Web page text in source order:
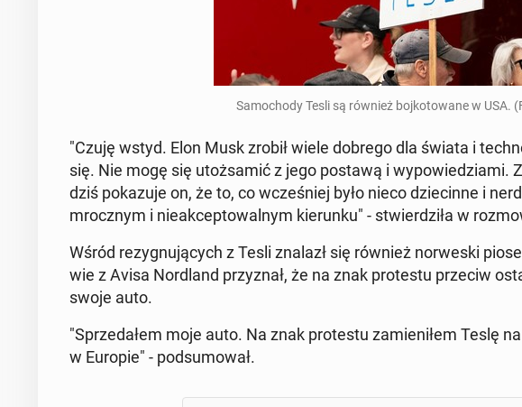
Sa­mo­cho­dy Tesli są również boj­ko­to­wa­ne w USA.
"Czuję wstyd. Elon Musk zrobił wiele dobrego dla świata i
się. Nie mogę się utoż­sa­mić z jego postawą i wy­po­wie­dzia­mi.
dziś po­ka­zu­je on, że to, co wcze­śniej było nieco dzie­cin­ne i
mrocz­nym i nie­ak­cep­to­wal­nym kie­run­ku" - stwier­dzi­ła w
Wśród re­zy­gnu­ją­cych z Tesli znalazł się również nor­we­ski
wie z Avisa Nor­dland przy­znał, że na znak pro­te­stu przeciw
swoje auto.
"Sprze­da­łem moje auto. Na znak pro­te­stu za­mie­ni­łem Teslę
w Europie" - pod­su­mo­wał.